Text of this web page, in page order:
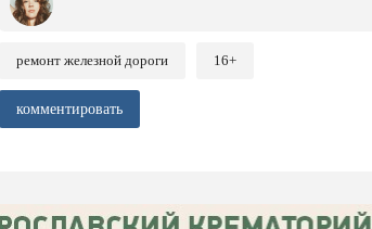
ремонт железной дороги 16+
комментировать